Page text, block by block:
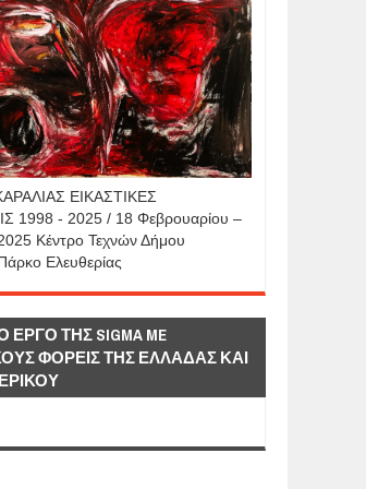
ΕΙΚΑΣΤΙΚΕΣ
1998 - 2025 / 18 Φεβρουαρίου –
Κέντρο Τεχνών Δήμου
Ελευθερίας
ΕΡΓΟ ΤΗΣ SIGMA ME
ΦΟΡΕΙΣ ΤΗΣ ΕΛΛΑΔΑΣ ΚΑΙ